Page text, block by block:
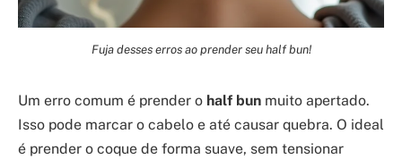
Fuja desses erros ao prender seu half bun!
Um erro comum é prender o half bun muito apertado.
Isso pode marcar o cabelo e até causar quebra. O ideal
é prender o coque de forma suave, sem tensionar